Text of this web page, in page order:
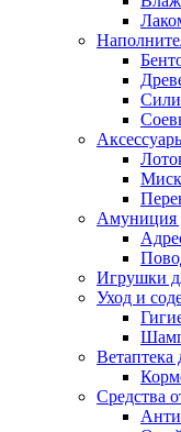
Амуниция
Игрушки
Уход и
Ветаптека
Средства